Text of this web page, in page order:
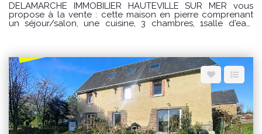
DELAMARCHE IMMOBILIER HAUTEVILLE SUR MER vous
propose à la vente : cette maison en pierre comprenant
un séjour/salon, une cuisine, 3 chambres, 1salle d'eau.
Montant estimé des dépenses annuelles d'énergie pour un
usage standard : entre 1 800 € et 2 480€/an Prix moyens
des énergies indexés sur les années 2021, 2022 et 2023
(abonnements compris). Les informations sur les risques
auxquels ce bien est exposé sont disponibles sur le site
Géorisques : www.georisques.gouv.fr Référence : 9990JO
Pour plus d'informations ou pour organiser une visite
n'hésitez pas à nous contacter par téléphone au 02 33 46
96 79.